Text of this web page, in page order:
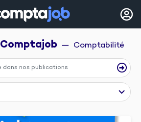
Comptajob —  Comptabilité